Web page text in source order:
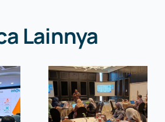
Lainnya